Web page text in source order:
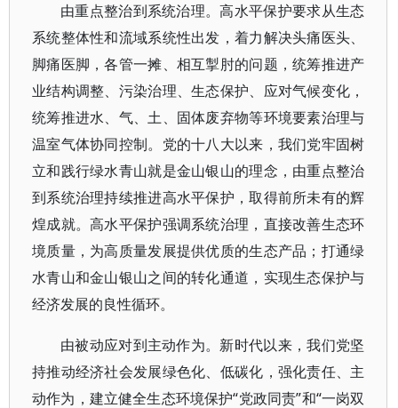
由重点整治到系统治理。高水平保护要求从生态
系统整体性和流域系统性出发，着力解决头痛医头、
脚痛医脚，各管一摊、相互掣肘的问题，统筹推进产
业结构调整、污染治理、生态保护、应对气候变化，
统筹推进水、气、土、固体废弃物等环境要素治理与
温室气体协同控制。党的十八大以来，我们党牢固树
立和践行绿水青山就是金山银山的理念，由重点整治
到系统治理持续推进高水平保护，取得前所未有的辉
煌成就。高水平保护强调系统治理，直接改善生态环
境质量，为高质量发展提供优质的生态产品；打通绿
水青山和金山银山之间的转化通道，实现生态保护与
经济发展的良性循环。
由被动应对到主动作为。新时代以来，我们党坚
持推动经济社会发展绿色化、低碳化，强化责任、主
动作为，建立健全生态环境保护“党政同责”和“一岗双